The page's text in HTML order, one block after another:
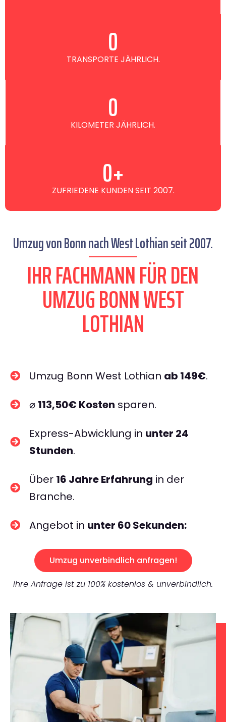
TRANSPORTE JÄHRLICH.
0
KILOMETER JÄHRLICH.
0
ZUFRIEDENE KUNDEN SEIT 2007.
0+
Umzug von Bonn nach West Lothian seit 2007.
IHR FACHMANN FÜR DEN
UMZUG BONN WEST
LOTHIAN
Umzug Bonn West Lothian ab 149€.
⌀ 113,50€ Kosten sparen.
Express-Abwicklung in unter 24
Stunden.
Über 16 Jahre Erfahrung in der
Branche.
Angebot in unter 60 Sekunden:
Umzug unverbindlich anfragen!
Ihre Anfrage ist zu 100% kostenlos & unverbindlich.